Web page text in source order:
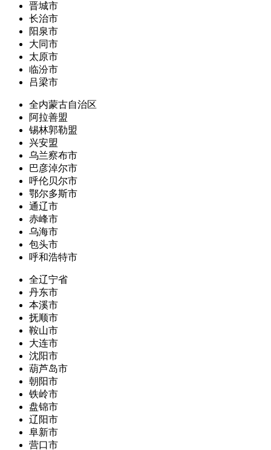
晋城市
长治市
阳泉市
大同市
太原市
临汾市
吕梁市
全内蒙古自治区
阿拉善盟
锡林郭勒盟
兴安盟
乌兰察布市
巴彦淖尔市
呼伦贝尔市
鄂尔多斯市
通辽市
赤峰市
乌海市
包头市
呼和浩特市
全辽宁省
丹东市
本溪市
抚顺市
鞍山市
大连市
沈阳市
葫芦岛市
朝阳市
铁岭市
盘锦市
辽阳市
阜新市
营口市